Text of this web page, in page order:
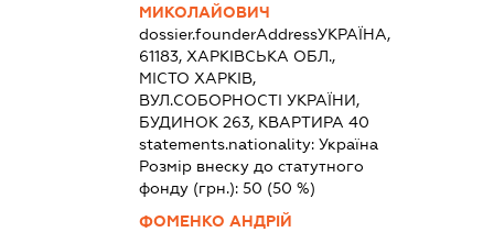
МИКОЛАЙОВИЧ
dossier.founderAddressУКРАЇНА,
61183, ХАРКІВСЬКА ОБЛ.,
МІСТО ХАРКІВ,
ВУЛ.СОБОРНОСТІ УКРАЇНИ,
БУДИНОК 263, КВАРТИРА 40
statements.nationality: Україна
Розмір внеску до статутного
фонду (грн.): 50 (50 %)
ФОМЕНКО АНДРІЙ